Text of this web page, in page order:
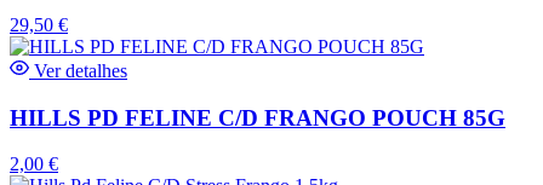
29,50 €
Ver detalhes
HILLS PD FELINE C/D FRANGO POUCH 85G
2,00 €